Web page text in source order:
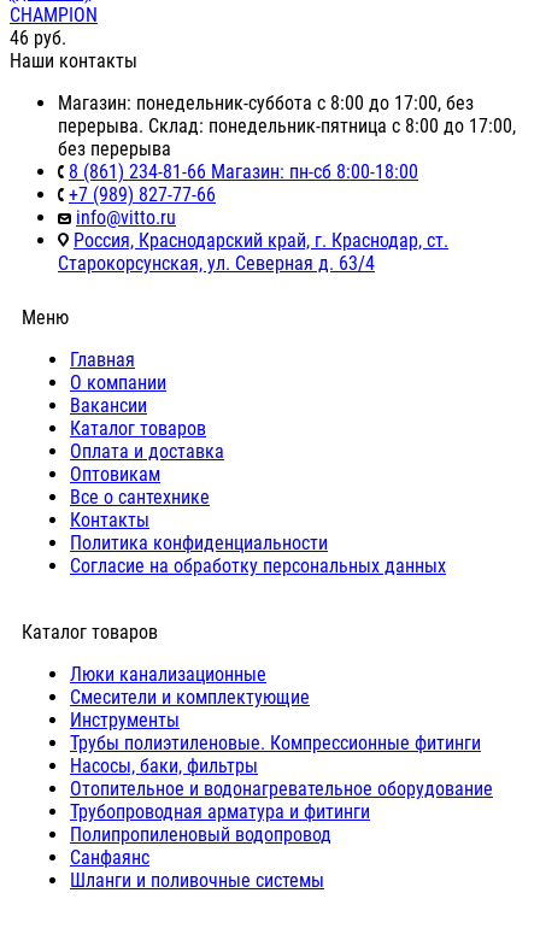
CHAMPION
46 руб.
Наши контакты
Магазин: понедельник-суббота с 8:00 до 17:00, без
перерыва. Склад: понедельник-пятница с 8:00 до 17:00,
без перерыва
8 (861) 234-81-66 Магазин: пн-сб 8:00-18:00
+7 (989) 827-77-66
info@vitto.ru
Россия, Краснодарский край, г. Краснодар, ст.
Старокорсунская, ул. Северная д. 63/4
Меню
Главная
О компании
Вакансии
Каталог товаров
Оплата и доставка
Оптовикам
Все о сантехнике
Контакты
Политика конфиденциальности
Согласие на обработку персональных данных
Каталог товаров
Люки канализационные
Cмесители и комплектующие
Инструменты
Трубы полиэтиленовые. Компрессионные фитинги
Насосы, баки, фильтры
Отопительное и водонагревательное оборудование
Трубопроводная арматура и фитинги
Полипропиленовый водопровод
Санфаянс
Шланги и поливочные системы